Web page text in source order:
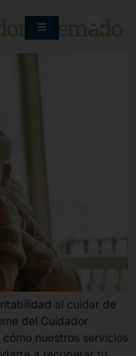
Quemado
al cuidar de
del Cuidador
nuestros servicios